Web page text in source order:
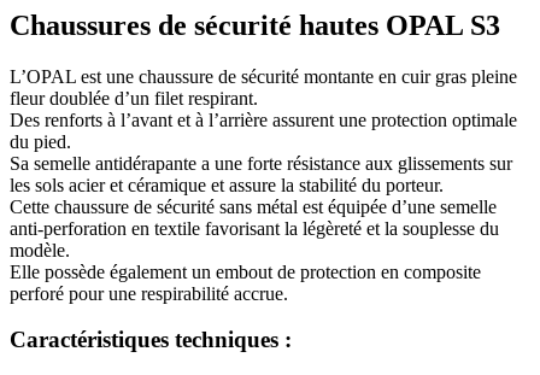
Chaussures de sécurité hautes OPAL S3
L’OPAL est une chaussure de sécurité montante en cuir gras pleine
fleur doublée d’un filet respirant.
Des renforts à l’avant et à l’arrière assurent une protection optimale
du pied.
Sa semelle antidérapante a une forte résistance aux glissements sur
les sols acier et céramique et assure la stabilité du porteur.
Cette chaussure de sécurité sans métal est équipée d’une semelle
anti-perforation en textile favorisant la légèreté et la souplesse du
modèle.
Elle possède également un embout de protection en composite
perforé pour une respirabilité accrue.
Caractéristiques techniques :